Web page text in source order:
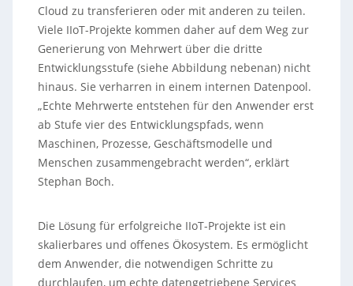
Cloud zu transferieren oder mit anderen zu teilen.
Viele IIoT-Projekte kommen daher auf dem Weg zur
Generierung von Mehrwert über die dritte
Entwicklungsstufe (siehe Abbildung nebenan) nicht
hinaus. Sie verharren in einem internen Datenpool.
„Echte Mehrwerte entstehen für den Anwender erst
ab Stufe vier des Entwicklungspfads, wenn
Maschinen, Prozesse, Geschäftsmodelle und
Menschen zusammengebracht werden“, erklärt
Stephan Boch.
Die Lösung für erfolgreiche IIoT-Projekte ist ein
skalierbares und offenes Ökosystem. Es ermöglicht
dem Anwender, die notwendigen Schritte zu
durchlaufen, um echte datengetriebene Services